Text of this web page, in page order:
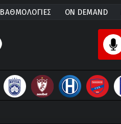
ΒΑΘΜΟΛΟΓΙΕΣ ON DEMAND